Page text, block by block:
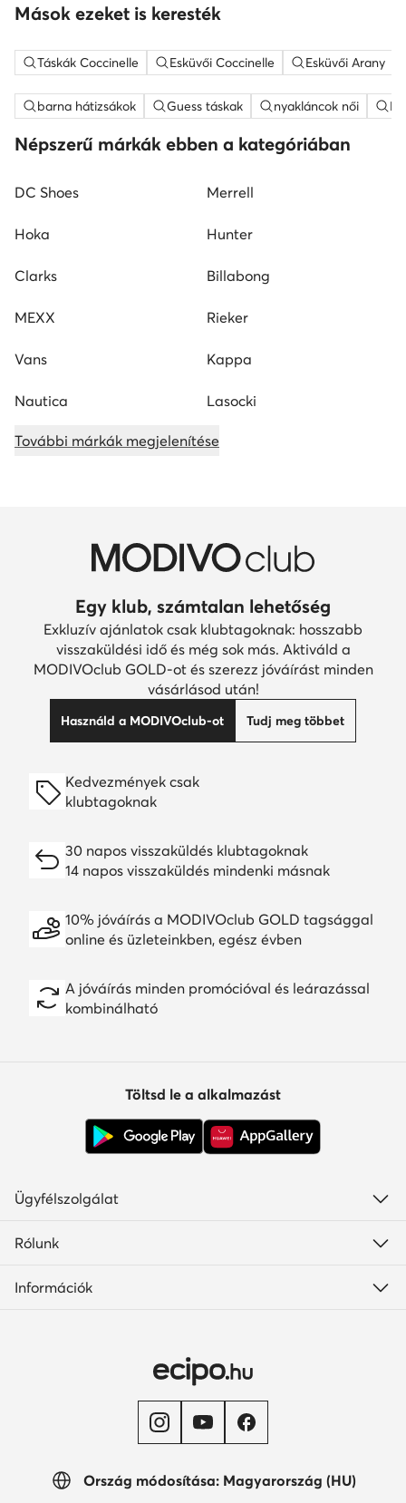
Mások ezeket is keresték
Táskák Coccinelle Esküvői Coccinelle Esküvői Arany
barna hátizsákok Guess táskak nyakláncok női
Népszerű márkák ebben a kategóriában
DC Shoes Merrell
Hoka Hunter
Clarks Billabong
MEXX Rieker
Vans Kappa
Nautica Lasocki
További márkák megjelenítése
Egy klub, számtalan lehetőség
Exkluzív ajánlatok csak klubtagoknak: hosszabb
visszaküldési idő és még sok más. Aktiváld a
MODIVOclub GOLD-ot és szerezz jóváírást minden
vásárlásod után!
Használd a MODIVOclub-ot Tudj meg többet
Kedvezmények csak
klubtagoknak
30 napos visszaküldés klubtagoknak
14 napos visszaküldés mindenki másnak
10% jóváírás a MODIVOclub GOLD tagsággal
online és üzleteinkben, egész évben
A jóváírás minden promócióval és leárazással
kombinálható
Ország módosítása: Magyarország (HU)
Töltsd le a alkalmazást
Ügyfélszolgálat
Rólunk
Információk